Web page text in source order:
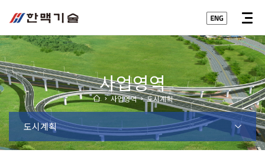
사업영역
도시계획
사업영역 도시계획